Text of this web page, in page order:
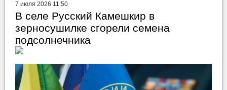
7 июля 2026 11:50
В селе Русский Камешкир в
зерносушилке сгорели семена
подсолнечника